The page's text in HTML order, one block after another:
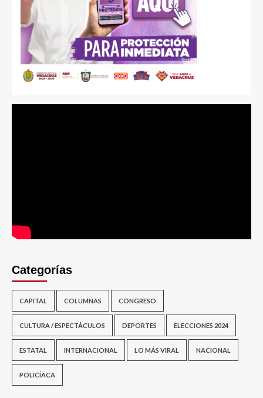
Categorías
CAPITAL COLUMNAS CONGRESO
CULTURA / ESPECTÁCULOS DEPORTES ELECCIONES 2024
ESTATAL INTERNACIONAL LO MÁS VIRAL NACIONAL
POLICÍACA